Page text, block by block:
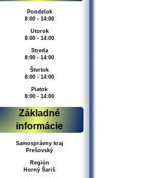
Pondelok
8:00 - 14:00
Utorok
8:00 - 14:00
Streda
8:00 - 14:00
Štvrtok
8:00 - 14:00
Piatok
8:00 - 14:00
Základné
informácie
Samosprávny kraj
Prešovský
Región
Horný Šariš